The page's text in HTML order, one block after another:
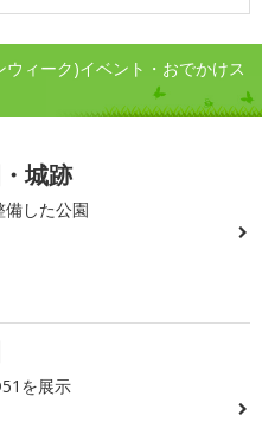
ィーク)イベント・おでかけス
城跡
備した公園
を展示